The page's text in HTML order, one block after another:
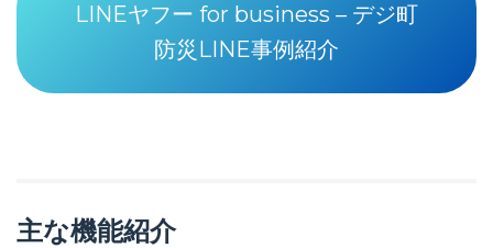
LINEヤフー for business – デジ町
防災LINE事例紹介
主な機能紹介